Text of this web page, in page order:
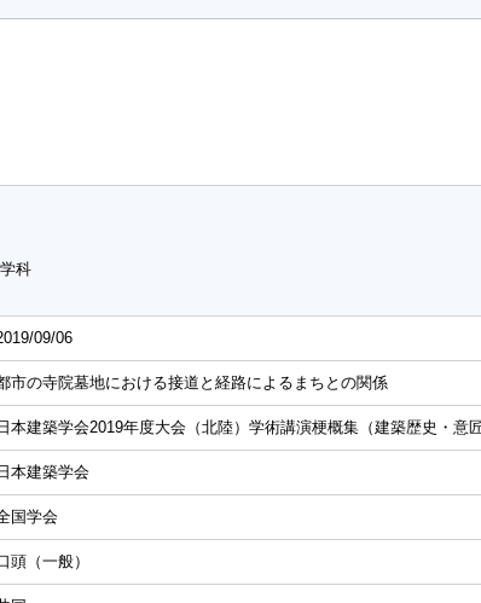
科
09/06
市の寺院墓地における接道と経路によるまちとの関係
日本建築学会2019年度大会（北陸）学術講演梗概集（建築歴史・意
日本建築学会
国学会
頭（一般）